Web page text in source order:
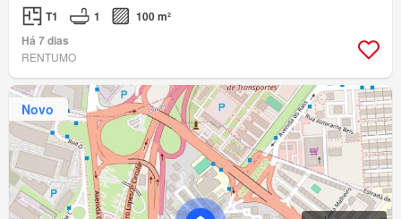
T1 1
100 m²
Há 7 dias
RENTUMO
Novo